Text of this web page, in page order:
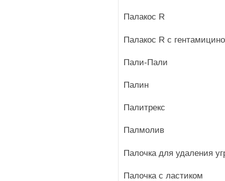
Палакос R
Палакос R с
Пали-Пали
Палин
Палитрекс
Палмолив
Палочка для удаления
Палочка с ластиком